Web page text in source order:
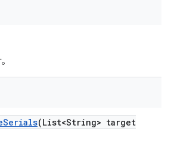
Serials(List<String> target